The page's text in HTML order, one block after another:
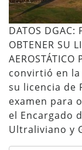
DATOS DGAC:
OBTENER SU
convirtió en
su licencia de
examen para
el Encargado
Ultraliviano y